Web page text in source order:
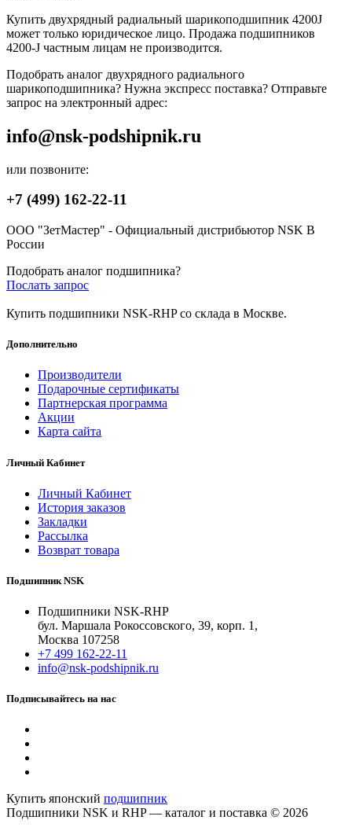
Купить двухрядный радиальный шарикоподшипник 4200J
может только юридическое лицо. Продажа подшипников
4200-J частным лицам не производится.
Подобрать аналог двухрядного радиального
шарикоподшипника? Нужна экспресс поставка? Отправьте
запрос на электронный адрес:
info@nsk-podshipnik.ru
или позвоните:
+7 (499) 162-22-11
ООО "ЗетМастер" - Официальный дистрибьютор NSK В
России
Подобрать аналог подшипника?
Послать запрос
Купить подшипники NSK-RHP со склада в Москве.
Дополнительно
Производители
Подарочные сертификаты
Партнерская программа
Акции
Карта сайта
Личный Кабинет
Личный Кабинет
История заказов
Закладки
Рассылка
Возврат товара
Подшипник NSK
Подшипники NSK-RHP
бул. Маршала Рокоссовского, 39, корп. 1,
Москва 107258
+7 499 162-22-11
info@nsk-podshipnik.ru
Подписывайтесь на нас
Купить японский подшипник
Подшипники NSK и RHP — каталог и поставка © 2026